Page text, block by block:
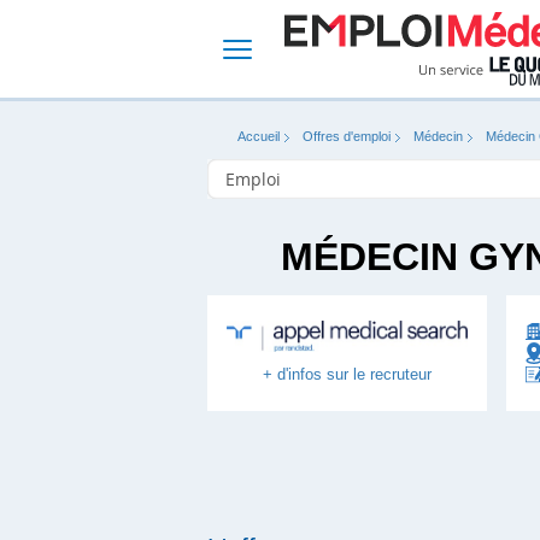
Accueil Offres d'emploi Médecin Médecin
MÉDECIN
+ d'infos sur le recruteur